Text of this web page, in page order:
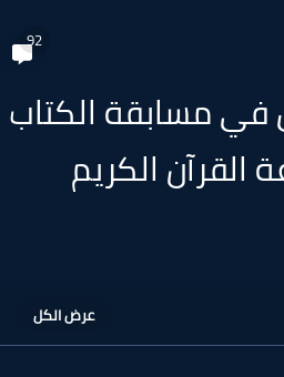
الكتاب